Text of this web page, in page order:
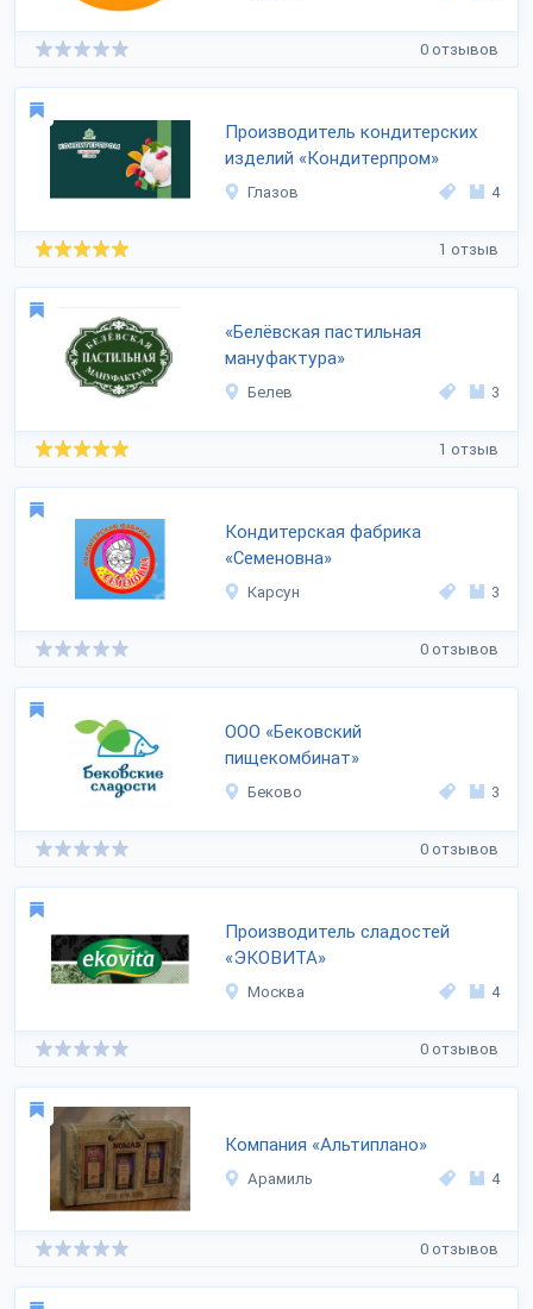
0 отзывов
Производитель кондитерских
изделий «Кондитерпром»
Глазов 4
1 отзыв
«Белёвская пастильная
мануфактура»
Белев 3
1 отзыв
Кондитерская фабрика
«Семеновна»
Карсун 3
0 отзывов
ООО «Бековский
пищекомбинат»
Беково 3
0 отзывов
Производитель сладостей
«ЭКОВИТА»
Москва 4
0 отзывов
Компания «Альтиплано»
Арамиль 4
0 отзывов